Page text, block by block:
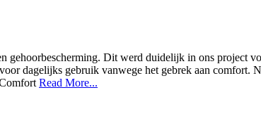
gehoorbescherming. Dit werd duidelijk in ons project
dagelijks gebruik vanwege het gebrek aan comfort.
Read More...